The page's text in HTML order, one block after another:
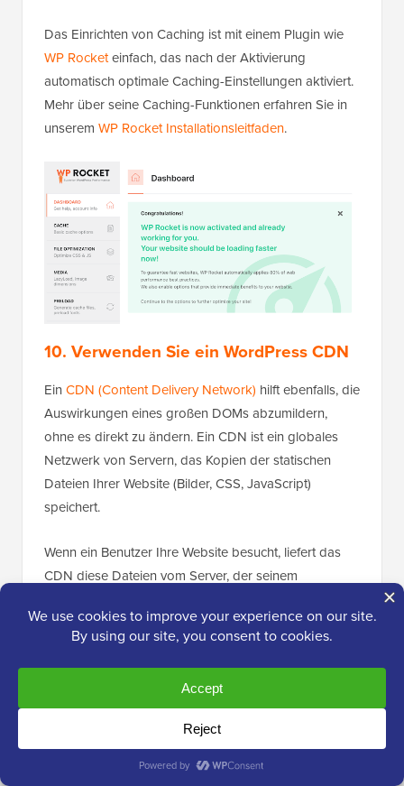
Das Einrichten von Caching ist mit einem Plugin wie
WP Rocketeinfach, das nach der Aktivierung
automatisch optimale Caching-Einstellungen aktiviert.
Mehr über seine Caching-Funktionen erfahren Sie in
unserem WP Rocket Installationsleitfaden.
10. Verwenden Sie ein WordPress CDN
Ein CDN (Content Delivery Network) hilft ebenfalls, die
Auswirkungen eines großen DOMs abzumildern,
ohne es direkt zu ändern. Ein CDN ist ein globales
Netzwerk von Servern, das Kopien der statischen
Dateien Ihrer Website (Bilder, CSS, JavaScript)
speichert.
Wenn ein Benutzer Ihre Website besucht, liefert das
CDN diese Dateien vom Server, der seinem
die Downloadzeiten drastisch und ermöglicht es dem
Browser, die DOM-Verarbeitung viel schneller zu
starten.
Wir verwendenCloudflares CDNauf WPBeginner.
Warum wir uns dafür entschieden haben, erfahren Sie
in unserem Beitrag über denWechsel von Sucuri zu